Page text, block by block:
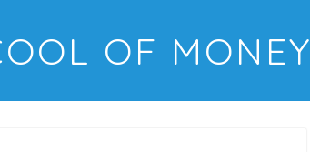
OF MONEY